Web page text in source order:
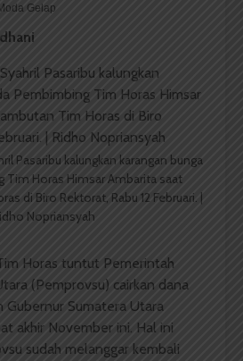
Gelap
Pasaribu kalungkan karangan bunga
Tim Horas Himsar Ambarita saat
di Biro Rektorat, Rabu 12 Februari. |
Nopriansyah
Horas tuntut Pemerintah
(Pemprovsu) cairkan dana
Gubernur Sumatera Utara
akhir November ini. Hal ini
sudah melanggar kembali